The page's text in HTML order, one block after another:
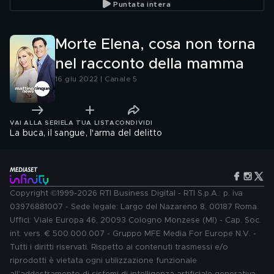
Puntata intera
Morte Elena, cosa non torna
nel racconto della mamma
16 giu 2022 | Canale 5
VAI ALLA SERIE LA TUA LISTA CONDIVIDI
La buca, il sangue, l'arma del delitto
Copyright ©1999-2026 RTI Business Digital - RTI S.p.A.: p. iva
03976881007 - Sede legale: Largo del Nazareno 8, 00187 Roma.
Uffici: Viale Europa 46, 20093 Cologno Monzese (MI) - Cap. Soc.
int. vers. € 500.000.007 - Gruppo MFE Media For Europe N.V. -
Tutti i diritti riservati. Rispetto ai contenuti trasmessi e/o
riprodotti è vietata ogni utilizzazione funzionale